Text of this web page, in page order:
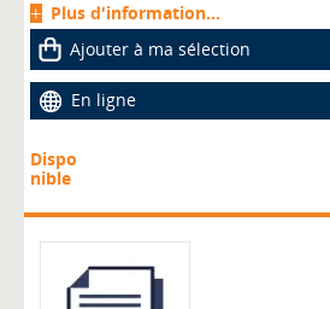
Plus d'information...
Ajouter à ma sélection
En ligne
Dispo
nible